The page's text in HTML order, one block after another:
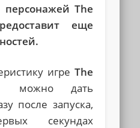
The
еще
игре The
дать
после запуска,
секундах